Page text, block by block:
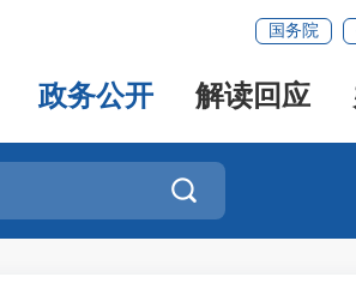
国务院
政务公开 解读回应
